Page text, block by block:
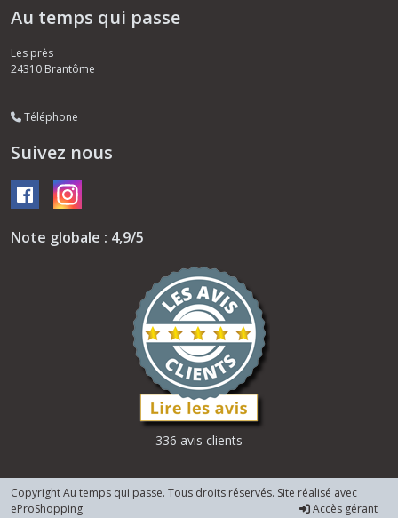
Au temps qui passe
Les près
24310 Brantôme
Téléphone
Suivez nous
Note globale : 4,9/5
336 avis clients
Copyright Au temps qui passe. Tous droits réservés. Site réalisé avec
eProShopping
Accès gérant